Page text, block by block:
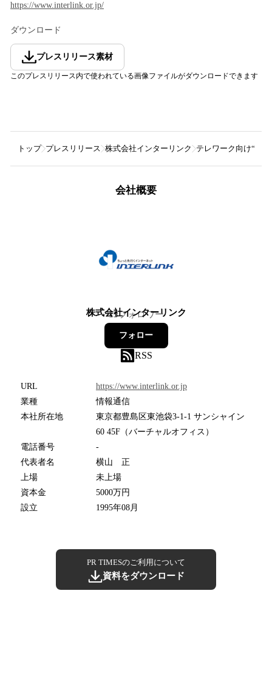
https://www.interlink.or.jp/
ダウンロード
プレスリリース素材
このプレスリリース内で使われている画像ファイルがダウンロードできます
トップ プレスリリース 株式会社インターリンク テレワーク向け“遅
会社概要
株式会社インターリンク
15フォロワー
フォロー
RSS
URL
https://www.interlink.or.jp
業種
情報通信
本社所在地
東京都豊島区東池袋3-1-1 サンシャイン
60 45F（バーチャルオフィス）
電話番号
-
代表者名
横山 正
上場
未上場
資本金
5000万円
設立
1995年08月
PR TIMESのご利用について
資料をダウンロード